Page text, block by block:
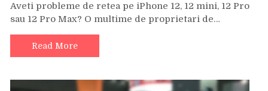
Aveti probleme de retea pe iPhone 12, 12 mini, 12 Pro
sau 12 Pro Max? O multime de proprietari de…
Read More